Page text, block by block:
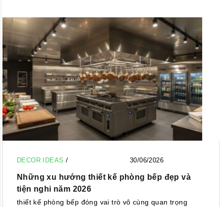
DECOR IDEAS / 30/06/2026
Những xu hướng thiết kế phòng bếp đẹp và
tiện nghi năm 2026
thiết kế phòng bếp đóng vai trò vô cùng quan trọng